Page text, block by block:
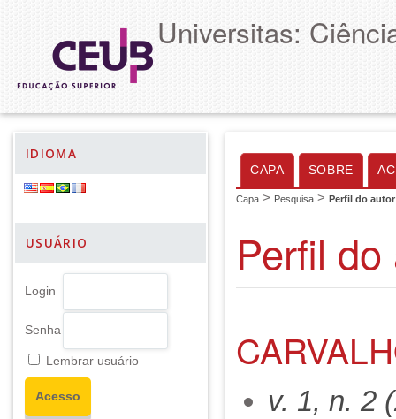
Universitas:
IDIOMA
USUÁRIO
Login
Senha
Lembrar usuário
CAPA SOBRE
Capa > Pesquisa > Perfil do autor
Perfil
v. 1, n. 2